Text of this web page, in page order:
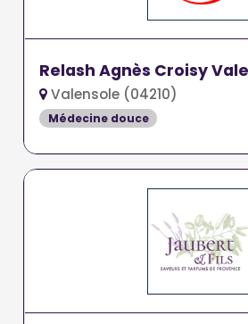
Relash Agnès Croisy
Valensole (04210)
Médecine douce